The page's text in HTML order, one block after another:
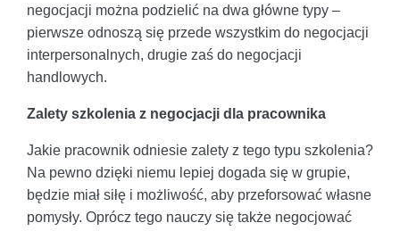
negocjacji można podzielić na dwa główne typy –
pierwsze odnoszą się przede wszystkim do negocjacji
interpersonalnych, drugie zaś do negocjacji
handlowych.
Zalety szkolenia z negocjacji dla pracownika
Jakie pracownik odniesie zalety z tego typu szkolenia?
Na pewno dzięki niemu lepiej dogada się w grupie,
będzie miał siłę i możliwość, aby przeforsować własne
pomysły. Oprócz tego nauczy się także negocjować